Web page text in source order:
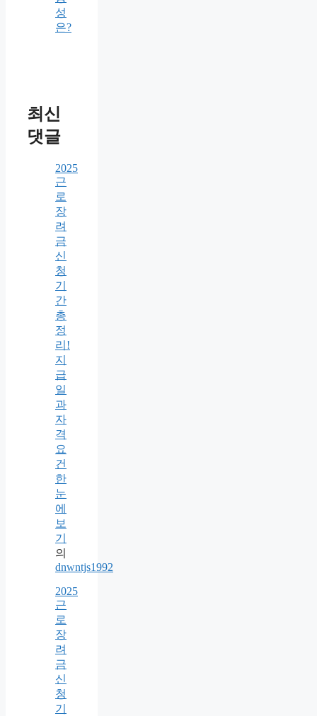
성
은?
최신
댓글
2025
근
로
장
려
금
신
청
기
간
총
정
리!
지
급
일
과
자
격
요
건
한
눈
에
보
기
의
dnwntjs1992
2025
근
로
장
려
금
신
청
기